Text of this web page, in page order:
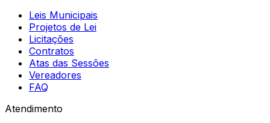
Leis Municipais
Projetos de Lei
Licitações
Contratos
Atas das Sessões
Vereadores
FAQ
Atendimento